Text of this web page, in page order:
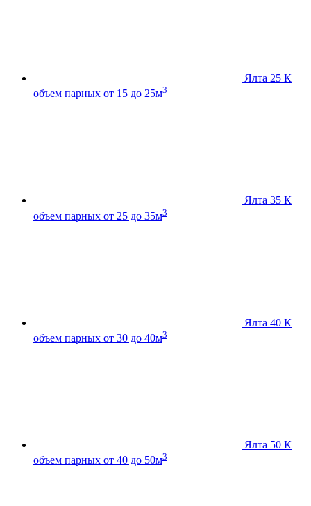
Ялта 25 К
объем парных от 15 до 25м3
Ялта 35 К
объем парных от 25 до 35м3
Ялта 40 К
объем парных от 30 до 40м3
Ялта 50 К
объем парных от 40 до 50м3